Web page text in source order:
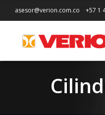
asesor@verion.com.co +57 1